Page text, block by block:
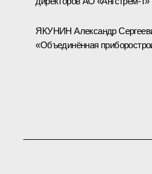
ЯКУНИН Александр
«Объединённая